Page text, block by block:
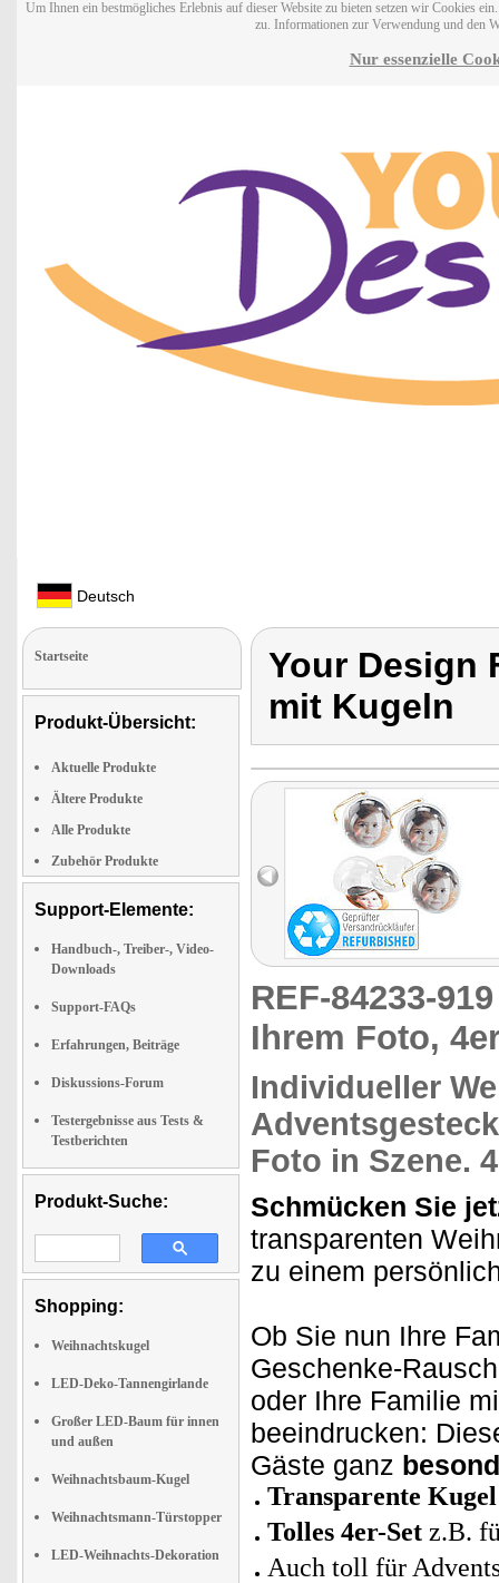
Um Ihnen ein bestmögliches Erlebnis auf dieser Website zu bieten setzen wir Cookies
zu. Informationen zur Verwendung und den
Nur essenzielle
Deutsch
Startseite
Produkt-Übersicht:
Aktuelle Produkte
Ältere Produkte
Alle Produkte
Zubehör Produkte
Support-Elemente:
Handbuch-, Treiber-, Video-
Downloads
Support-FAQs
Erfahrungen, Beiträge
Diskussions-Forum
Testergebnisse aus Tests &
Testberichten
Produkt-Suche:
Shopping:
Weihnachtskugel
LED-Deko-Tannengirlande
Großer LED-Baum für innen
und außen
Weihnachtsbaum-Kugel
Weihnachtsmann-Türstopper
LED-Weihnachts-Dekoration
Your Design
mit Kugeln
REF-84233-
Ihrem Foto,
Individueller
Foto in Szene.
Schmücken Sie
transparenten
zu einem
Ob Sie nun Ihre
Geschenke-
oder Ihre Familie
beeindrucken:
Gäste ganz
Transparente
Tolles 4er-Set z.B.
Auch toll für